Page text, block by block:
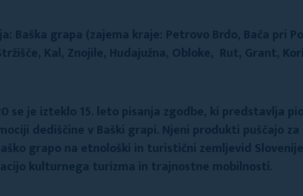
Baška grapa (zajema kraje: Petrovo Brdo, Bača pri
Kal, Znojile, Hudajužna, Obloke, Rut, Grant,
se je izteklo 15. leto pisanja zgodbe, ki predstavlja
dediščine v Baški grapi. Njeni produkti puščajo
grapo na etnološki in turistični zemljevid
kulturnega turizma in trajnostne mobilnosti.